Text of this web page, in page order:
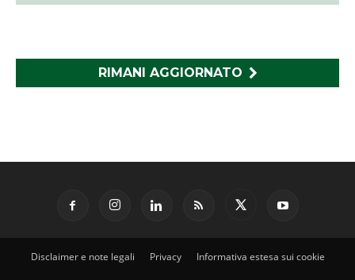
RIMANI AGGIORNATO
Disclaimer e note legali Privacy Informativa estesa sui cookie